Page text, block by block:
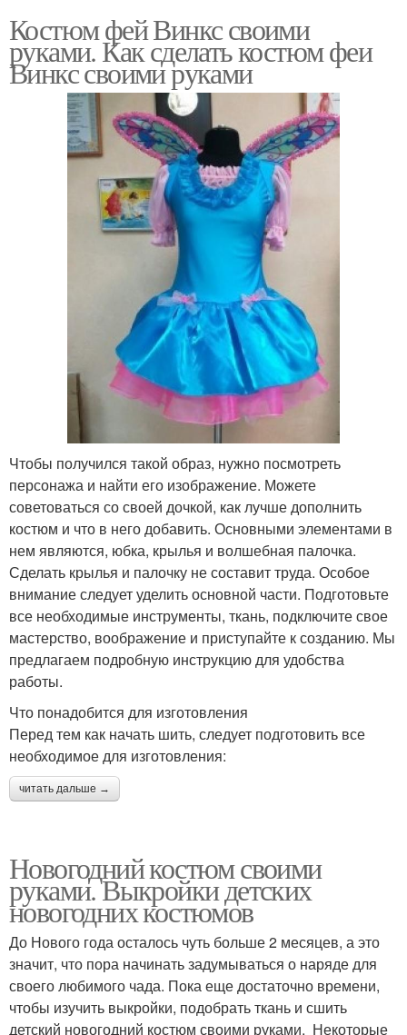
Костюм фей Винкс своими
руками. Как сделать костюм феи
Винкс своими руками
Чтобы получился такой образ, нужно посмотреть
персонажа и найти его изображение. Можете
советоваться со своей дочкой, как лучше дополнить
костюм и что в него добавить. Основными элементами в
нем являются, юбка, крылья и волшебная палочка.
Сделать крылья и палочку не составит труда. Особое
внимание следует уделить основной части. Подготовьте
все необходимые инструменты, ткань, подключите свое
мастерство, воображение и приступайте к созданию. Мы
предлагаем подробную инструкцию для удобства
работы.
Что понадобится для изготовления
Перед тем как начать шить, следует подготовить все
необходимое для изготовления:
читать дальше →
Новогодний костюм своими
руками. Выкройки детских
новогодних костюмов
До Нового года осталось чуть больше 2 месяцев, а это
значит, что пора начинать задумываться о наряде для
своего любимого чада. Пока еще достаточно времени,
чтобы изучить выкройки, подобрать ткань и сшить
детский новогодний костюм своими руками. Некоторые